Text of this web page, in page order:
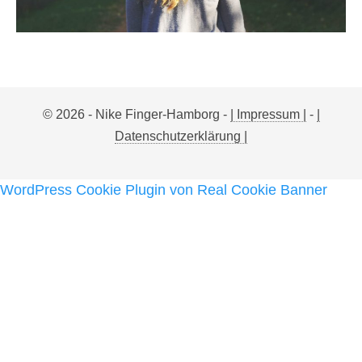
© 2026 - Nike Finger-Hamborg - | Impressum | -
Datenschutzerklärung |
WordPress Cookie Plugin von Real Cookie Banner